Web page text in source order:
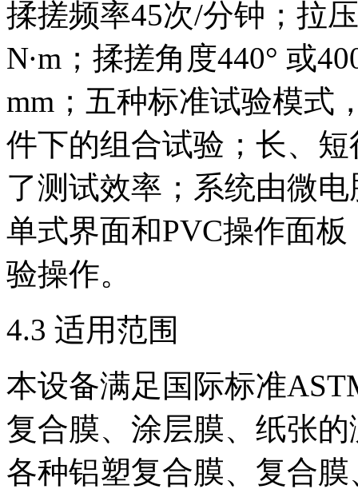
揉搓频率45次/分钟；拉
N·m；揉搓角度440° 或
mm；五种标准试验模式
件下的组合试验；长、
了测试效率；系统由微
单式界面和PVC操作面
验操作。
4.3 适用范围
本设备满足国际标准
复合膜、涂层膜、纸张
各种铝塑复合膜、复合